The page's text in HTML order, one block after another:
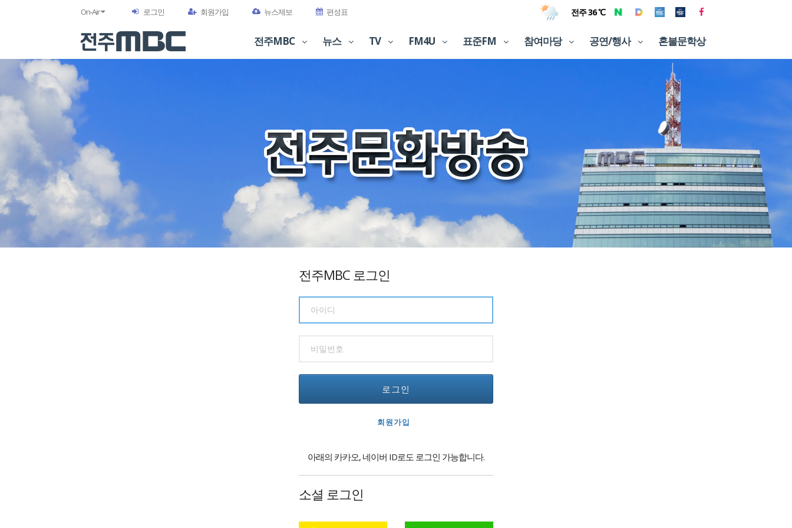
On-Air 로그인 회원가입 뉴스제보 편성표 전주 36 ℃
전주MBC 뉴스 TV FM4U 표준FM 참여마당 공연/행사 혼불문학상
전주MBC 로그인
로그인
회원가입
아래의 카카오, 네이버 ID로도 로그인 가능합니다.
소셜 로그인